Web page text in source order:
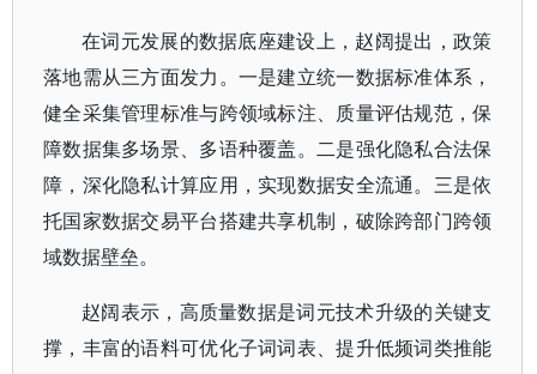
在词元发展的数据底座建设上，赵阔提出，政策
落地需从三方面发力。一是建立统一数据标准体系，
健全采集管理标准与跨领域标注、质量评估规范，保
障数据集多场景、多语种覆盖。二是强化隐私合法保
障，深化隐私计算应用，实现数据安全流通。三是依
托国家数据交易平台搭建共享机制，破除跨部门跨领
域数据壁垒。
赵阔表示，高质量数据是词元技术升级的关键支
撑，丰富的语料可优化子词词表、提升低频词类推能